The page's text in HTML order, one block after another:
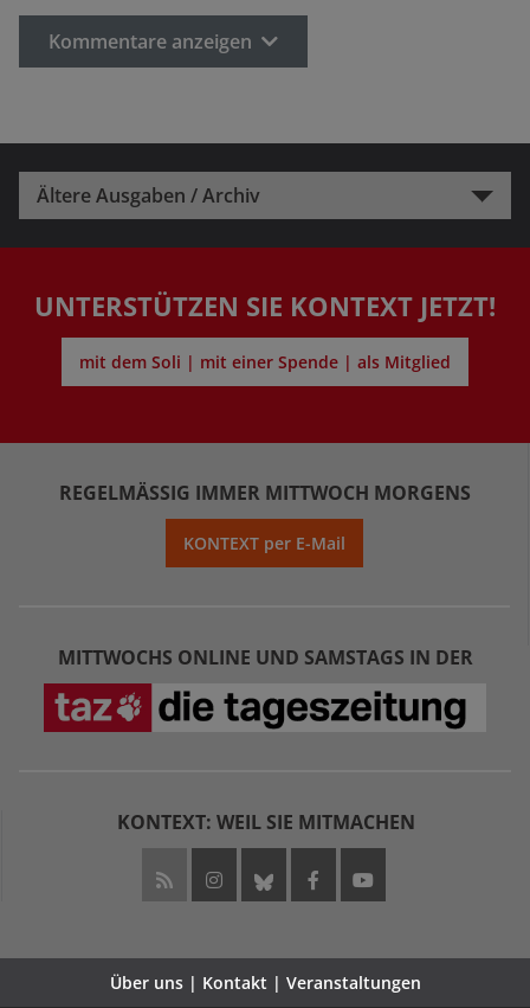
Kommentare anzeigen
Ältere Ausgaben / Archiv
UNTERSTÜTZEN SIE KONTEXT JETZT!
mit dem Soli | mit einer Spende | als Mitglied
REGELMÄSSIG IMMER MITTWOCH MORGENS
KONTEXT per E-Mail
MITTWOCHS ONLINE UND SAMSTAGS IN DER
KONTEXT: WEIL SIE MITMACHEN
Über uns | Kontakt | Veranstaltungen